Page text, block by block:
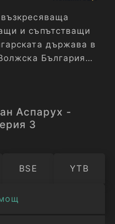
и съпътстващи
държава в
България
в търсене на
на река
Аспарух -
3
BSE YTB